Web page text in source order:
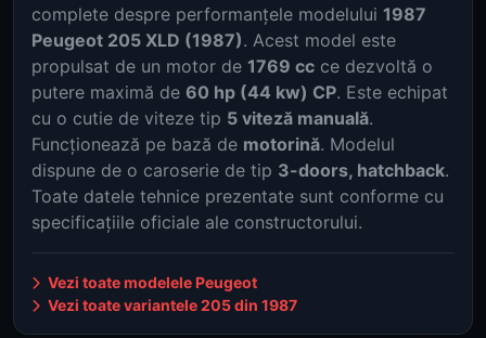
complete despre performanțele modelului 1987
Peugeot 205 XLD (1987). Acest model este
propulsat de un motor de 1769 cc ce dezvoltă o
putere maximă de 60 hp (44 kw) CP. Este echipat
cu o cutie de viteze tip 5 viteză manuală.
Funcționează pe bază de motorină. Modelul
dispune de o caroserie de tip 3-doors, hatchback.
Toate datele tehnice prezentate sunt conforme cu
specificațiile oficiale ale constructorului.
Vezi toate modelele Peugeot
Vezi toate variantele 205 din 1987